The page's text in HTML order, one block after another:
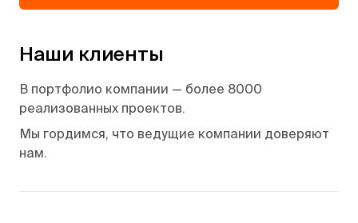
Наши клиенты
В портфолио компании — более 8000
реализованных проектов.
Мы гордимся, что ведущие компании доверяют
нам.